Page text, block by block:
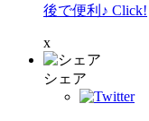
後で便利♪ Click!
x
シェア